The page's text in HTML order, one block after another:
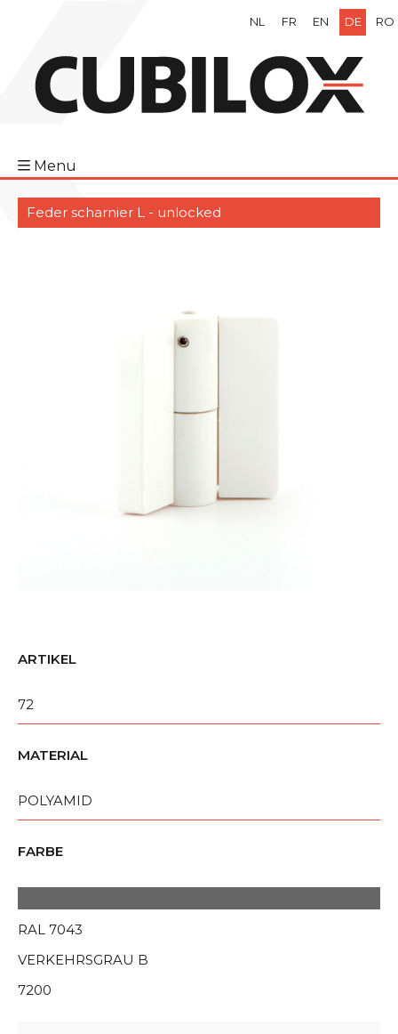
NL FR EN DE RO
Menu
Feder scharnier L - unlocked
ARTIKEL
72
MATERIAL
POLYAMID
FARBE
RAL 7043
VERKEHRSGRAU B
7200